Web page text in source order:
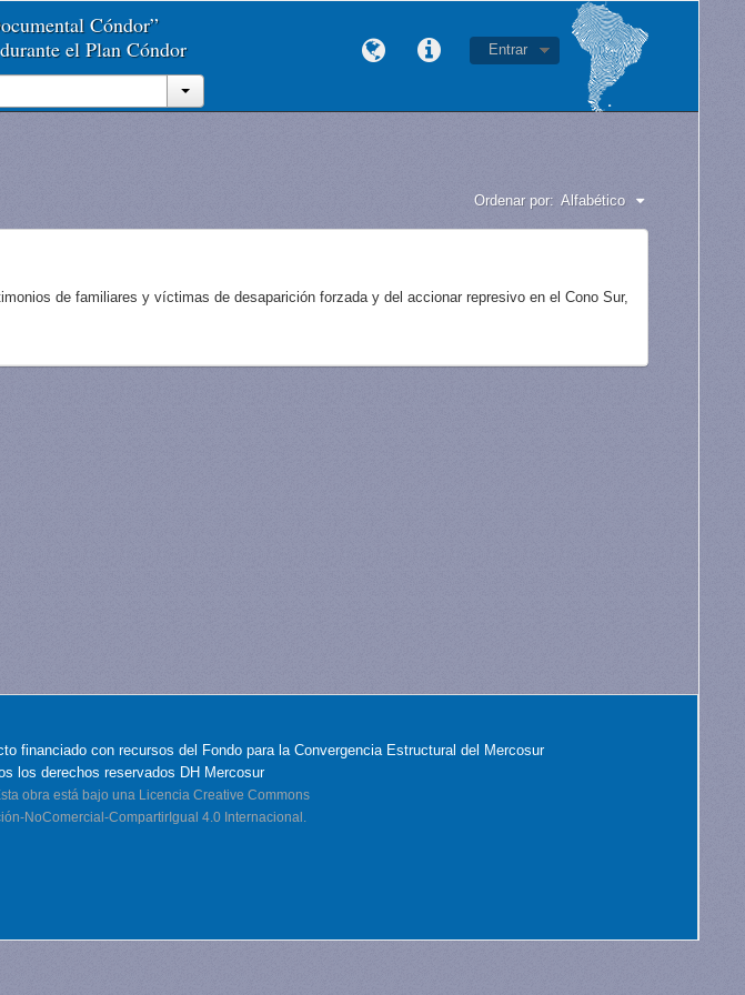
Cóndor”
el Plan Cóndor
Entrar
Ordenar por: Alfabético
de familiares y víctimas de desaparición forzada y del accionar represivo en el Cono Sur,
financiado con recursos del Fondo para la Convergencia Estructural del Mercosur
los derechos reservados DH Mercosur
obra está bajo una Licencia Creative Commons
NoComercial-CompartirIgual 4.0 Internacional.